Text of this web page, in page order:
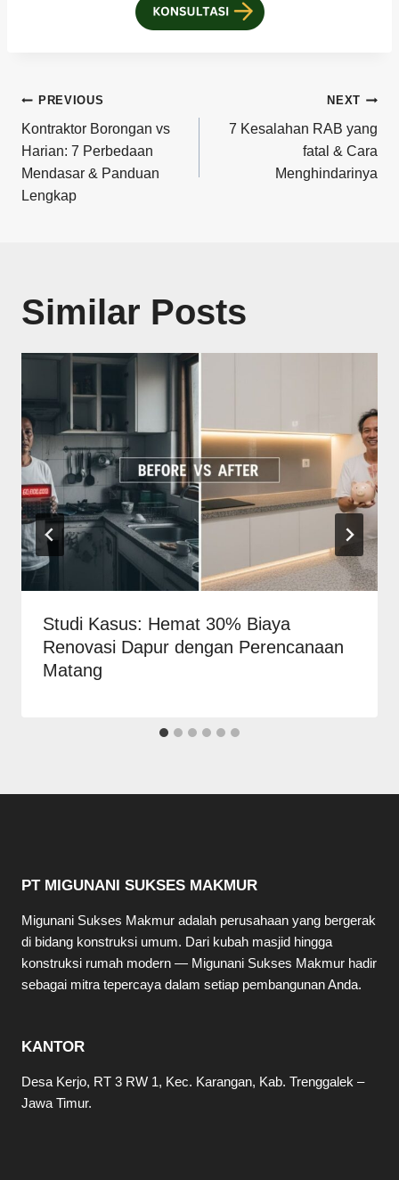
Post
navigation
PREVIOUS
Kontraktor Borongan vs
Harian: 7 Perbedaan
Mendasar & Panduan
Lengkap
NEXT
7 Kesalahan RAB yang
fatal & Cara
Menghindarinya
Similar Posts
Studi Kasus: Hemat 30% Biaya
Renovasi Dapur dengan Perencanaan
Matang
PT MIGUNANI SUKSES MAKMUR
Migunani Sukses Makmur adalah perusahaan yang bergerak
di bidang konstruksi umum. Dari kubah masjid hingga
konstruksi rumah modern — Migunani Sukses Makmur hadir
sebagai mitra tepercaya dalam setiap pembangunan Anda.
KANTOR
Desa Kerjo, RT 3 RW 1, Kec. Karangan, Kab. Trenggalek –
Jawa Timur.